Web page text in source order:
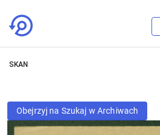
SKAN
Obejrzyj na Szukaj w Archiwach